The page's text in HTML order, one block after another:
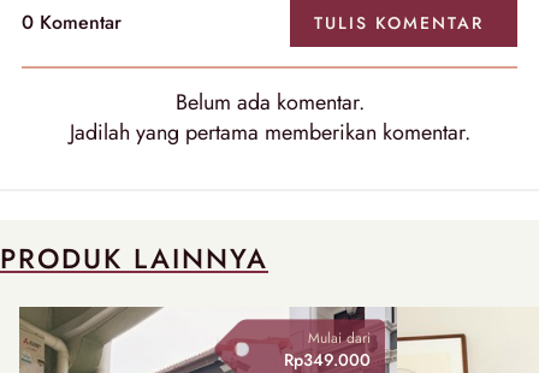
0 Komentar TULIS KOMENTAR
Belum ada komentar.
Jadilah yang pertama memberikan komentar.
PRODUK LAINNYA
Mulai dari
Rp349.000